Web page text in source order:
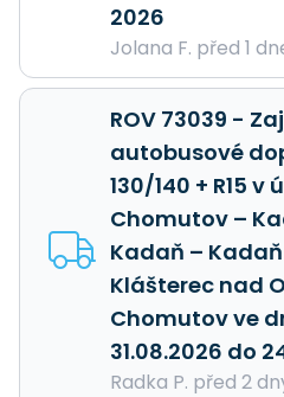
2026
Jolana F. před 1
ROV 73039 -
autobusové
130/140 + R15 v
Chomutov –
Kadaň –
Klášterec nad
Chomutov ve
31.08.2026 do
Radka P. před 2